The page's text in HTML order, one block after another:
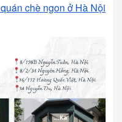
chè ngon ở Hà Nội